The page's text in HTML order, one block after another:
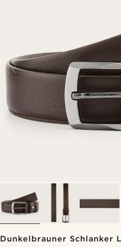
Dunkelbrauner Schlanker